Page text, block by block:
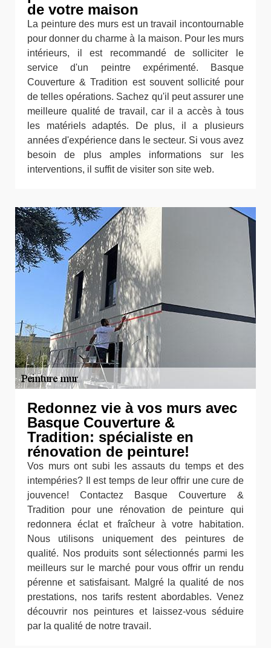
de votre maison
La peinture des murs est un travail incontournable
pour donner du charme à la maison. Pour les murs
intérieurs, il est recommandé de solliciter le
service d'un peintre expérimenté. Basque
Couverture & Tradition est souvent sollicité pour
de telles opérations. Sachez qu'il peut assurer une
meilleure qualité de travail, car il a accès à tous
les matériels adaptés. De plus, il a plusieurs
années d'expérience dans le secteur. Si vous avez
besoin de plus amples informations sur les
interventions, il suffit de visiter son site web.
Redonnez vie à vos murs avec
Basque Couverture &
Tradition: spécialiste en
rénovation de peinture!
Vos murs ont subi les assauts du temps et des
intempéries? Il est temps de leur offrir une cure de
jouvence! Contactez Basque Couverture &
Tradition pour une rénovation de peinture qui
redonnera éclat et fraîcheur à votre habitation.
Nous utilisons uniquement des peintures de
qualité. Nos produits sont sélectionnés parmi les
meilleurs sur le marché pour vous offrir un rendu
pérenne et satisfaisant. Malgré la qualité de nos
prestations, nos tarifs restent abordables. Venez
découvrir nos peintures et laissez-vous séduire
par la qualité de notre travail.